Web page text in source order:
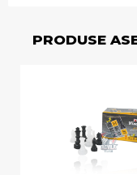
PRODUSE